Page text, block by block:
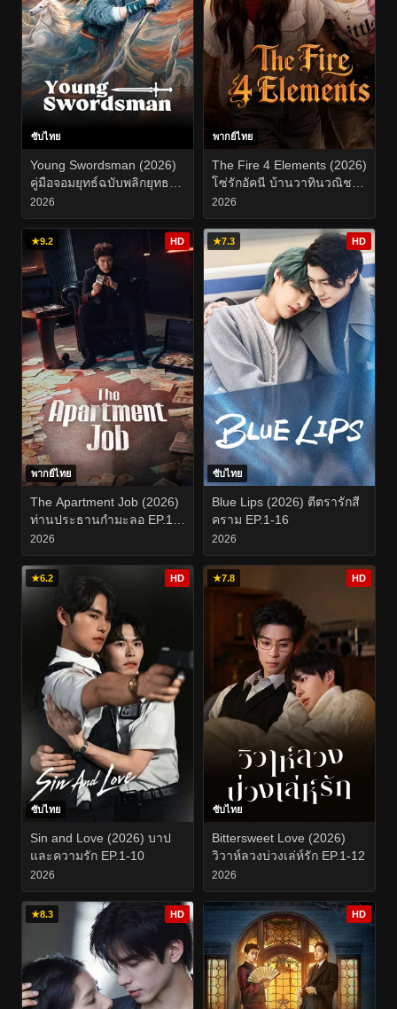
ซับไทย
Young Swordsman (2026)
คู่มือจอมยุทธ์ฉบับพลิกยุทธภพ
EP.1-26
2026
พากย์ไทย
The Fire 4 Elements (2026)
โซ่รักอัคนี บ้านวาทินวณิช
EP.1-8
2026
★9.2 HD
พากย์ไทย
The Apartment Job (2026)
ท่านประธานกำมะลอ EP.1-
12
2026
★7.3 HD
ซับไทย
Blue Lips (2026) ตีตรารักสี
คราม EP.1-16
2026
★6.2 HD
ซับไทย
Sin and Love (2026) บาป
และความรัก EP.1-10
2026
★7.8 HD
ซับไทย
Bittersweet Love (2026)
วิวาห์ลวงบ่วงเล่ห์รัก EP.1-12
2026
★8.3 HD HD